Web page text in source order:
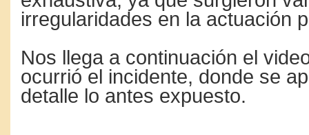
irregularidades en la actuación
Nos llega a continuación el
ocurrió el incidente, donde se
detalle lo antes expuesto.